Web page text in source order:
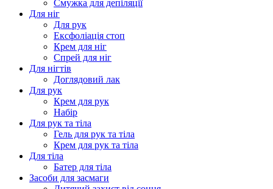
Смужка для депіляції
Для ніг
Для рук
Ексфоліація стоп
Крем для ніг
Спрей для ніг
Для нігтів
Доглядовий лак
Для рук
Крем для рук
Набір
Для рук та тіла
Гель для рук та тіла
Крем для рук та тіла
Для тіла
Батер для тіла
Засоби для засмаги